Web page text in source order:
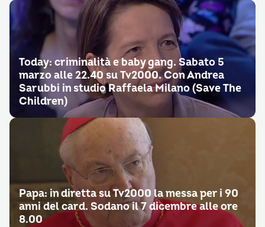
Today: criminalità e baby gang. Sabato 5
marzo alle 22.40 su Tv2000. Con Andrea
Sarubbi in studio Raffaela Milano (Save The
Children)
Papa: in diretta su Tv2000 la messa per i 90
anni del card. Sodano il 7 dicembre alle ore
8.00